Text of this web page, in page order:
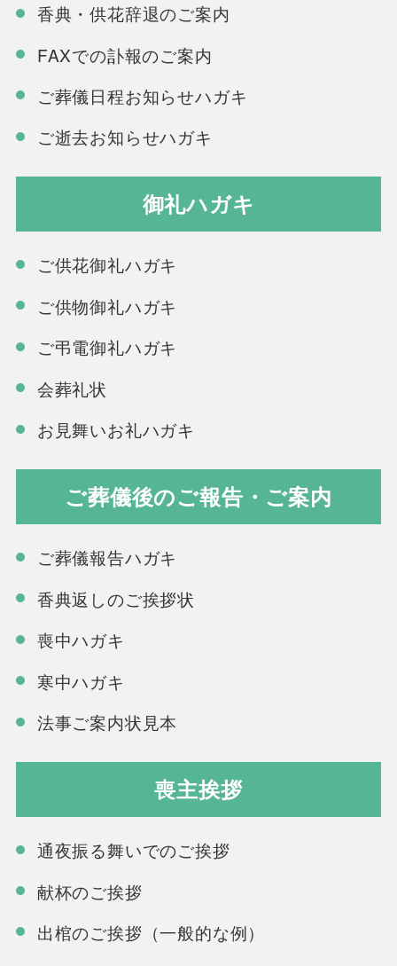
香典・供花辞退のご案内
FAXでの訃報のご案内
ご葬儀日程お知らせハガキ
ご逝去お知らせハガキ
御礼ハガキ
ご供花御礼ハガキ
ご供物御礼ハガキ
ご弔電御礼ハガキ
会葬礼状
お見舞いお礼ハガキ
ご葬儀後のご報告・ご案内
ご葬儀報告ハガキ
香典返しのご挨拶状
喪中ハガキ
寒中ハガキ
法事ご案内状見本
喪主挨拶
通夜振る舞いでのご挨拶
献杯のご挨拶
出棺のご挨拶（一般的な例）